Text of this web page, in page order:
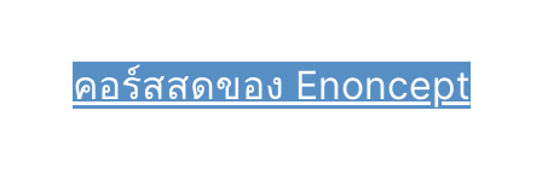
คอร์สสดของ Enoncept